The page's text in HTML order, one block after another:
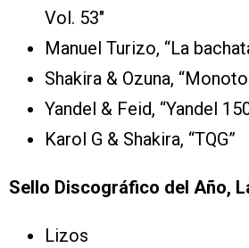
Vol. 53″
Manuel Turizo, “La
Shakira & Ozuna,
Yandel & Feid, “Yandel
Karol G & Shakira, “TQG”
Sello Discográfico del Año,
Lizos